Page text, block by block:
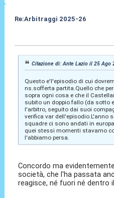
Re:Arbitraggi 2025-26
Citazione di: Ante Lazio il 25 Ago
Questo e'l'episodio di cui
ns.sofferta partita.Quello che
sopra ogni cosa e che il
subito un doppio fallo (da sotto
l'arbitro, seguito dai suoi
verifica var dell'episodio.L'anno
squadre ci sono andati in
quei stessi momenti stavamo
l'abbiamo persa.
Concordo ma
società, che l'ha passata
reagisce, né fuori né dentro